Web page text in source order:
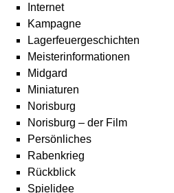
Internet
Kampagne
Lagerfeuergeschichten
Meisterinformationen
Midgard
Miniaturen
Norisburg
Norisburg – der Film
Persönliches
Rabenkrieg
Rückblick
Spielidee